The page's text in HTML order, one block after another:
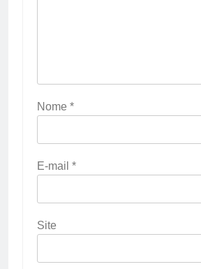
Nome *
E-mail *
Site